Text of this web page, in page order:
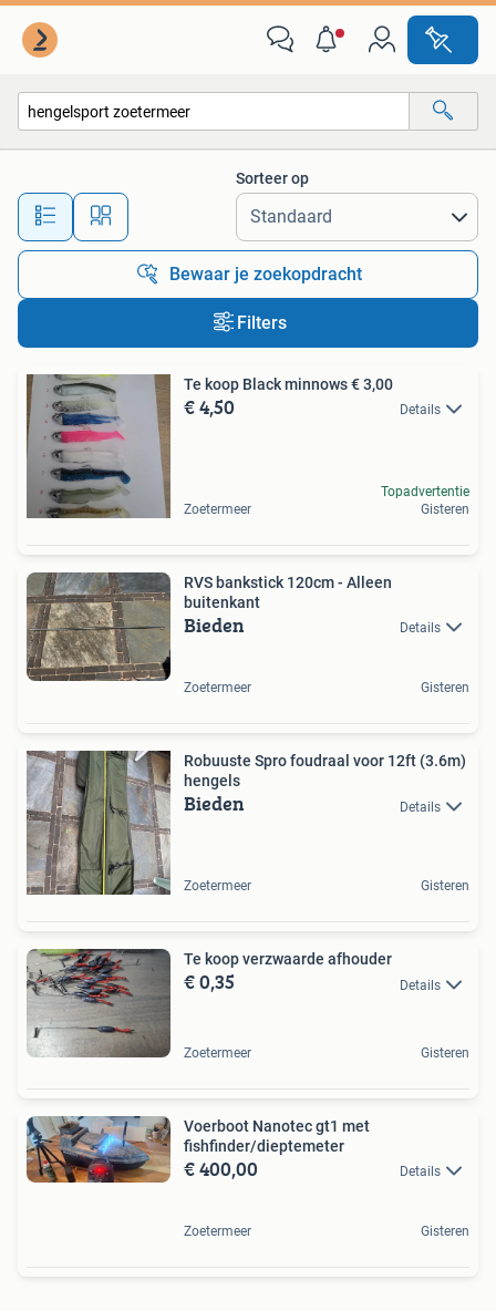
Alle afstanden…
Sorteer op
Bewaar je zoekopdracht
Filters
Te koop Black minnows € 3,00
€ 4,50 Details
Zoetermeer
Topadvertentie
Gisteren
RVS bankstick 120cm - Alleen
buitenkant
Bieden Details
Zoetermeer Gisteren
Robuuste Spro foudraal voor 12ft (3.6m)
hengels
Bieden Details
Zoetermeer Gisteren
Te koop verzwaarde afhouder
€ 0,35 Details
Zoetermeer Gisteren
Voerboot Nanotec gt1 met
fishfinder/dieptemeter
€ 400,00 Details
Zoetermeer Gisteren